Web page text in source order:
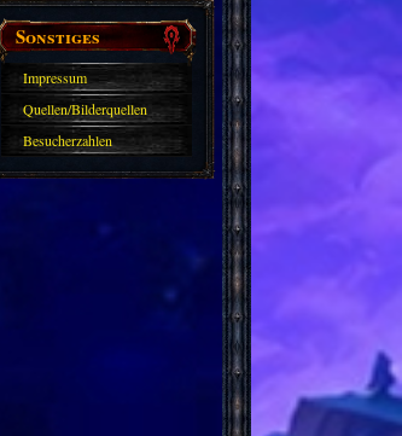
Sonstiges
Impressum
Quellen/Bilderquellen
Besucherzahlen